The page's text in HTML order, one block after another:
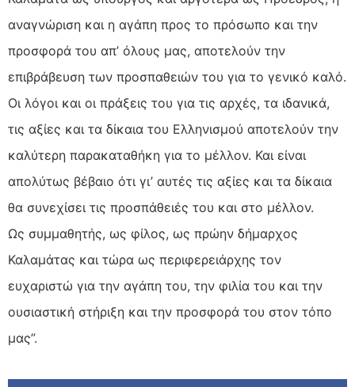
αναγνώριση και η αγάπη προς το πρόσωπο και την
προσφορά του απ’ όλους μας, αποτελούν την
επιβράβευση των προσπαθειών του για το γενικό καλό.
Οι λόγοι και οι πράξεις του για τις αρχές, τα ιδανικά,
τις αξίες και τα δίκαια του Ελληνισμού αποτελούν την
καλύτερη παρακαταθήκη για το μέλλον. Και είναι
απολύτως βέβαιο ότι γι’ αυτές τις αξίες και τα δίκαια
θα συνεχίσει τις προσπάθειές του και στο μέλλον.
Ως συμμαθητής, ως φίλος, ως πρώην δήμαρχος
Καλαμάτας και τώρα ως περιφερειάρχης τον
ευχαριστώ για την αγάπη του, την φιλία του και την
ουσιαστική στήριξη και την προσφορά του στον τόπο
μας”.